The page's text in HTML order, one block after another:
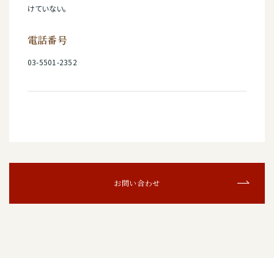
けていない。
電話番号
03-5501-2352
お問い合わせ